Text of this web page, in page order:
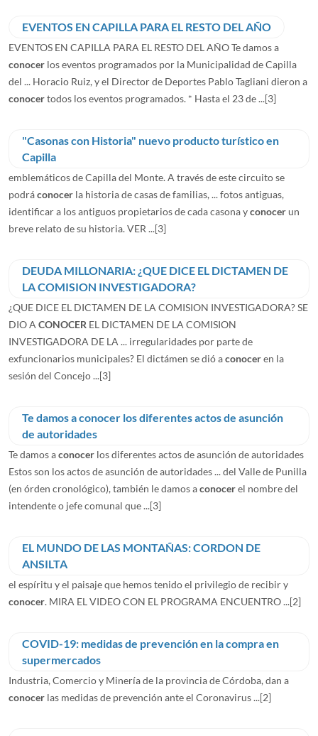
EVENTOS EN CAPILLA PARA EL RESTO DEL AÑO
EVENTOS EN CAPILLA PARA EL RESTO DEL AÑO Te damos a
conocer los eventos programados por la Municipalidad de Capilla
del ... Horacio Ruiz, y el Director de Deportes Pablo Tagliani dieron a
conocertodos los eventos programados. * Hasta el 23 de ...[3]
"Casonas con Historia" nuevo producto turístico en
Capilla
emblemáticos de Capilla del Monte. A través de este circuito se
podráconocer la historia de casas de familias, ... fotos antiguas,
identificar a los antiguos propietarios de cada casona yconocerun
breve relato de su historia. VER ...[3]
DEUDA MILLONARIA: ¿QUE DICE EL DICTAMEN DE
LA COMISION INVESTIGADORA?
¿QUE DICE EL DICTAMEN DE LA COMISION INVESTIGADORA? SE
DIO A CONOCER EL DICTAMEN DE LA COMISION
INVESTIGADORA DE LA ... irregularidades por parte de
exfuncionarios municipales? El dictámen se dió aconoceren la
sesión del Concejo ...[3]
Te damos a conocer los diferentes actos de asunción
de autoridades
Te damos aconocer los diferentes actos de asunción de autoridades
Estos son los actos de asunción de autoridades ... del Valle de Punilla
(en órden cronológico), también le damos aconocerel nombre del
intendente o jefe comunal que ...[3]
EL MUNDO DE LAS MONTAÑAS: CORDON DE
ANSILTA
el espíritu y el paisaje que hemos tenido el privilegio de recibir y
conocer. MIRA EL VIDEO CON EL PROGRAMA ENCUENTRO ...[2]
COVID-19: medidas de prevención en la compra en
supermercados
Industria, Comercio y Minería de la provincia de Córdoba, dan a
conocer las medidas de prevención ante el Coronavirus ...[2]